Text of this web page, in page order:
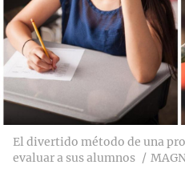
El divertido método de una
evaluar a sus alumnos